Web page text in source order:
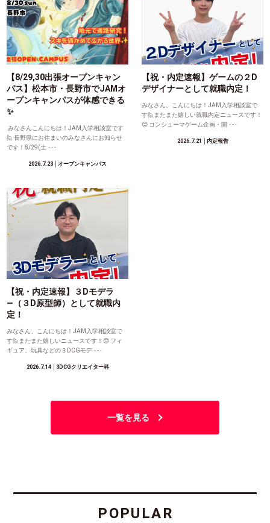
【8/29,30出張オープンキャン
パス】松本市・長野市でJAMオ
ープンキャンパスが体感できる
✨
みなさんこんにちは！JAM入学相談室です
🙋 長野県にお住まいのみなさんにお知らせ
です！8/29(土 ･･･
2026.7.23 │オープンキャンパス
【祝・内定速報】ゲームの２D
デザイナーとして就職内定！
みなさん、こんにちは！JAM入学相談室で
す🙋またまた嬉しい就職内定ニュースです！
😊 コンシューマゲーム企画・開 ･･･
2026.7.21 │内定報告
【祝・内定速報】３Dモデラ
―（３D原型師）として就職内
定！
みなさん、こんにちは！JAM入学相談室で
す🙋またまた嬉しいニュースです！😊 フィ
ギュア、玩具などの３DCGモデ ･･･
2026.7.14│3DCGクリエイター科
一覧を見る
POPULAR